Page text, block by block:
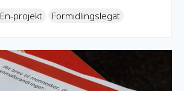
projekt Formidlingslegat
2026 bliver i oktober